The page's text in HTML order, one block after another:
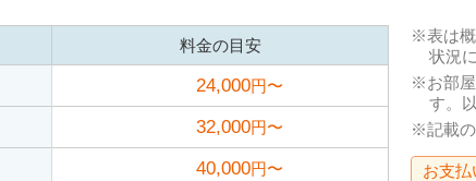
料金の目安
24,000円〜
32,000円〜
40,000円〜
表は
状況
お部
す。
記載
お支